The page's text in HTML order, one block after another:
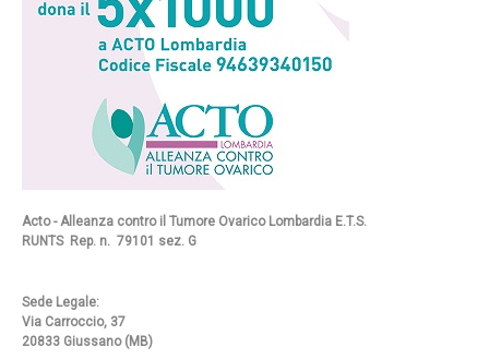
Acto - Alleanza contro il Tumore Ovarico Lombardia E.T.S.
RUNTS Rep. n. 79101 sez. G
Sede Legale:
Via Carroccio, 37
20833 Giussano (MB)